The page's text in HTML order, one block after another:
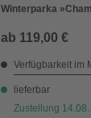
Winterparka
ab 119,00 €
Verfügbarkeit im
lieferbar
Zustellung 14.08.